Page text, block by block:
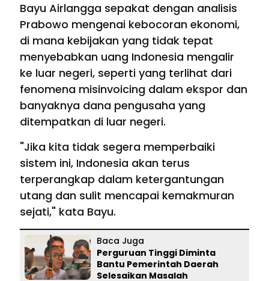
Bayu Airlangga sepakat dengan analisis
Prabowo mengenai kebocoran ekonomi,
di mana kebijakan yang tidak tepat
menyebabkan uang Indonesia mengalir
ke luar negeri, seperti yang terlihat dari
fenomena misinvoicing dalam ekspor dan
banyaknya dana pengusaha yang
ditempatkan di luar negeri.
"Jika kita tidak segera memperbaiki
sistem ini, Indonesia akan terus
terperangkap dalam ketergantungan
utang dan sulit mencapai kemakmuran
sejati," kata Bayu.
Baca Juga
Perguruan Tinggi Diminta
Bantu Pemerintah Daerah
Selesaikan Masalah